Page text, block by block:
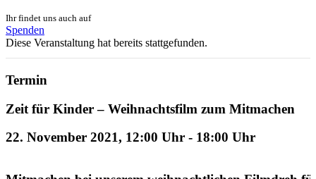
Ihr findet uns auch auf
Spenden
Diese Veranstaltung hat bereits stattgefunden.
Termin
Zeit für Kinder – Weihnachtsfilm zum Mitmachen
22. November 2021, 12:00 Uhr - 18:00 Uhr